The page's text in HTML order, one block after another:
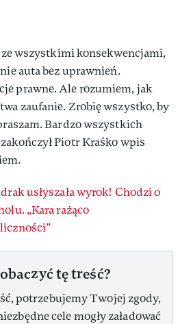
ze wszystkimi konsekwencjami,
auta bez uprawnień.
prawne. Ale rozumiem, jak
zaufanie. Zrobię wszystko, by
Bardzo wszystkich
Piotr Kraśko wpis
usłyszała wyrok! Chodzi o
„Kara rażąco
tę treść?
potrzebujemy Twojej zgody,
cele mogły załadować